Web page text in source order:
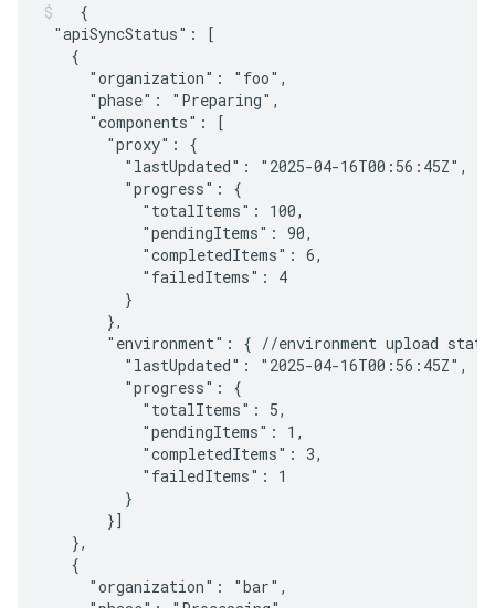
  {
"apiSyncStatus": [
   {
     "organization": "foo",
     "phase": "Preparing",
     "components": [
       "proxy": {
         "lastUpdated": "2025-04-16T00:56:45Z",
         "progress": {
           "totalItems": 100,
           "pendingItems": 90,
           "completedItems": 6,
           "failedItems": 4
         }
       },
"environment": { //environment upload
         "lastUpdated": "2025-04-16T00:56:45Z",
         "progress": {
           "totalItems": 5,
           "pendingItems": 1,
           "completedItems": 3,
           "failedItems": 1
         }
       }]
   },
   {
     "organization": "bar",